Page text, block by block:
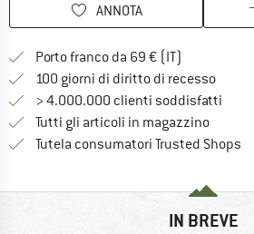
ANNOTA
Porto franco da 69 € (IT)
100 giorni di diritto di recessoVai
> 4.000.000 clienti soddisfatti
Tutti gli articoli in magazzino
Tutela consumatori Trusted Shops
IN BREVE